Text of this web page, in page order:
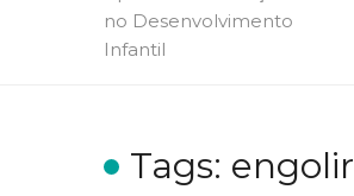
Tags: engolir